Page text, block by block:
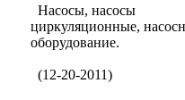
Насосы, насосы
циркуляционные,
оборудование.
(12-20-2011)